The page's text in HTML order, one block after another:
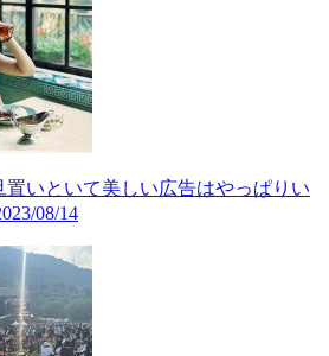
置いといて美しい広告はやっぱりい
08/14